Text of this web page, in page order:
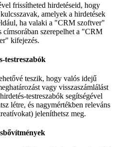
frissítheted hirdetéseid, hogy
amelyek a hirdetések
ha valaki a "CRM szoftver"
címsorában szerepelhet a "CRM
kifejezés.
testreszabók
teszik, hogy valós idejű
vagy visszaszámlálást
testreszabók segítségével
létre, és nagymértékben releváns
jeleníthetsz meg.